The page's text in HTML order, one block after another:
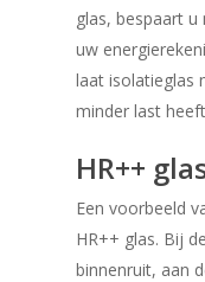
glas, bespaart
uw
laat isolatieglas
minder last
HR++
Een voorbeeld
HR++ glas. Bij
binnenruit, aan